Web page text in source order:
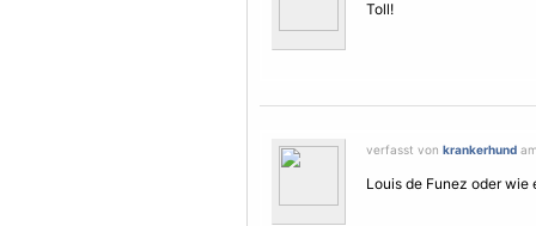
Toll!
verfasst von krankerhund
Louis de Funez oder wie